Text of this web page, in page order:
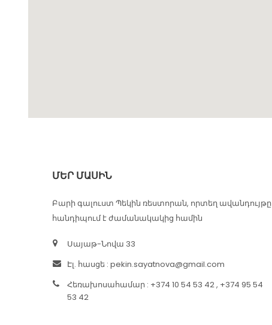
ՄԵՐ ՄԱՍԻՆ
Բարի գալուստ Պեկին ռեստորան, որտեղ ավանդույթը
հանդիպում է ժամանակակից համին
Սայաթ-Նովա 33
Էլ. հասցե : pekin.sayatnova@gmail.com
Հեռախոսահամար : +374 10 54 53 42 , +374 95 54
53 42